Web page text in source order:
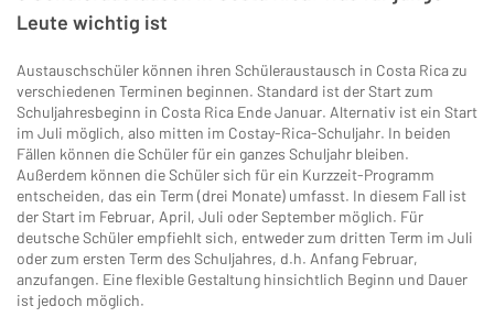
Leute wichtig ist
Austauschschüler können ihren Schüleraustausch in Costa Rica zu
verschiedenen Terminen beginnen. Standard ist der Start zum
Schuljahresbeginn in Costa Rica Ende Januar. Alternativ ist ein Start
im Juli möglich, also mitten im Costay-Rica-Schuljahr. In beiden
Fällen können die Schüler für ein ganzes Schuljahr bleiben.
Außerdem können die Schüler sich für ein Kurzzeit-Programm
entscheiden, das ein Term (drei Monate) umfasst. In diesem Fall ist
der Start im Februar, April, Juli oder September möglich. Für
deutsche Schüler empfiehlt sich, entweder zum dritten Term im Juli
oder zum ersten Term des Schuljahres, d.h. Anfang Februar,
anzufangen. Eine flexible Gestaltung hinsichtlich Beginn und Dauer
ist jedoch möglich.